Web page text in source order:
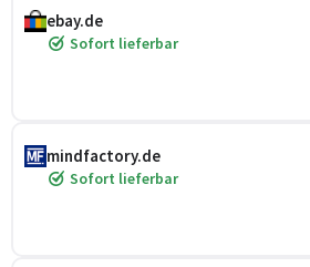
ebay.de
Sofort lieferbar
mindfactory.de
Sofort lieferbar